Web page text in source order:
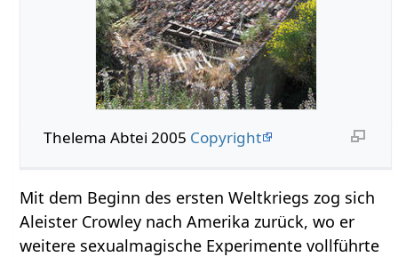
Thelema Abtei 2005 Copyright
Mit dem Beginn des ersten Weltkriegs zog sich
Aleister Crowley nach Amerika zurück, wo er
weitere sexualmagische Experimente vollführte